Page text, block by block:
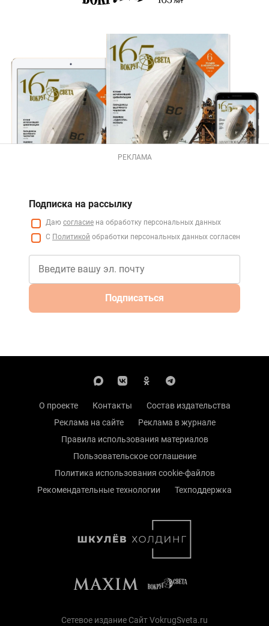
РЕКЛАМА
Подписка на рассылку
Даю согласие на обработку персональных данных
С Политикой обработки персональных данных согласен
Подписаться
О проекте Контакты
Состав издательства
Реклама на сайте
Реклама в журнале
Правила использования материалов
Пользовательское соглашение
Политика использования cookie-файлов
Рекомендательные технологии
Техподдержка
Сетевое издание Сайт VokrugSveta.ru